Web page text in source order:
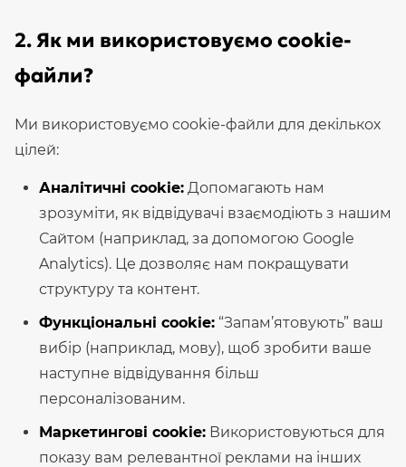
2. Як ми використовуємо cookie-
файли?
Ми використовуємо cookie-файли для декількох
цілей:
Аналітичні cookie:Допомагають нам
зрозуміти, як відвідувачі взаємодіють з нашим
Сайтом (наприклад, за допомогою Google
Analytics). Це дозволяє нам покращувати
структуру та контент.
Функціональні cookie:“Запам’ятовують” ваш
вибір (наприклад, мову), щоб зробити ваше
наступне відвідування більш
персоналізованим.
Маркетингові cookie:Використовуються для
показу вам релевантної реклами на інших